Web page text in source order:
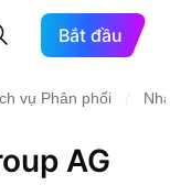
Bắt đầu
vụ Phân phối
AG